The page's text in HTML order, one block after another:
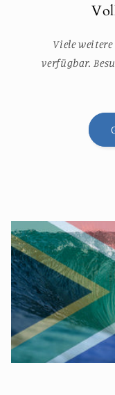
Viele
verfügbar.